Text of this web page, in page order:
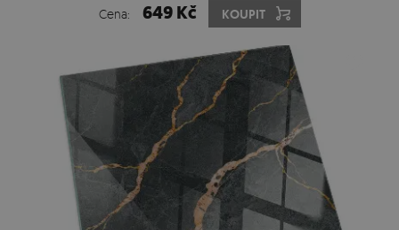
Cena: 649 Kč KOUPIT